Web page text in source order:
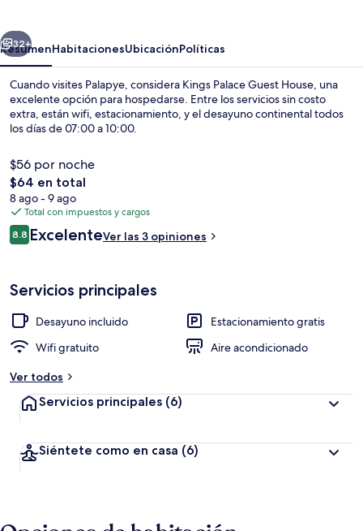
Siguiente
32+
ResumenHabitacionesUbicaciónPolíticas
Cuando visites Palapye, considera Kings Palace Guest House, una
excelente opción para hospedarse. Entre los servicios sin costo
extra, están wifi, estacionamiento, y el desayuno continental todos
los días de 07:00 a 10:00.
$56 por noche
El
precio
total
es
de
$64 en total
8 ago - 9 ago
Total con impuestos y cargos
Opiniones
8.88.8 de 10,
ExcelenteVer las 3 opiniones
Servicios principales
Desayuno incluido
Estacionamiento gratis
Wifi gratuito
Aire acondicionado
Ver todos
Servicios principales (6)
Siéntete como en casa (6)